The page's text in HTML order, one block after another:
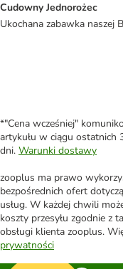
Cudowny Jednorożec
Ukochana zabawka naszej
*"Cena wcześniej"
artykułu w ciągu ostatnich
dni. Warunki dostawy
zooplus ma prawo
bezpośrednich ofert
usług. W każdej chwili
koszty przesyłu zgodnie z
obsługi klienta zooplus.
prywatności